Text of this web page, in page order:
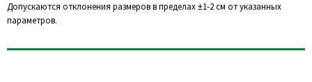
Допускаются отклонения размеров в пределах ±1-2 см от указанных
параметров.